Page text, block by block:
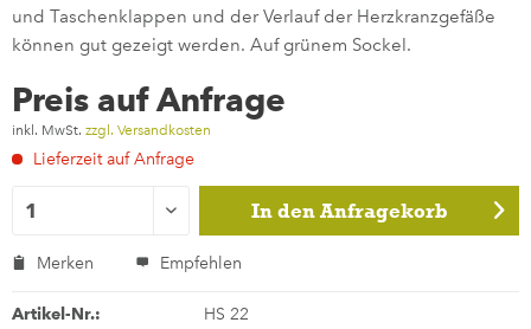
und Taschenklappen und der Verlauf der Herzkranzgefäße
können gut gezeigt werden. Auf grünem Sockel.
Preis auf Anfrage
inkl. MwSt. zzgl. Versandkosten
Lieferzeit auf Anfrage
In den Anfragekorb
Merken Empfehlen
Artikel-Nr.: HS 22